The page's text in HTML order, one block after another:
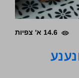
14.6 א' צפיות